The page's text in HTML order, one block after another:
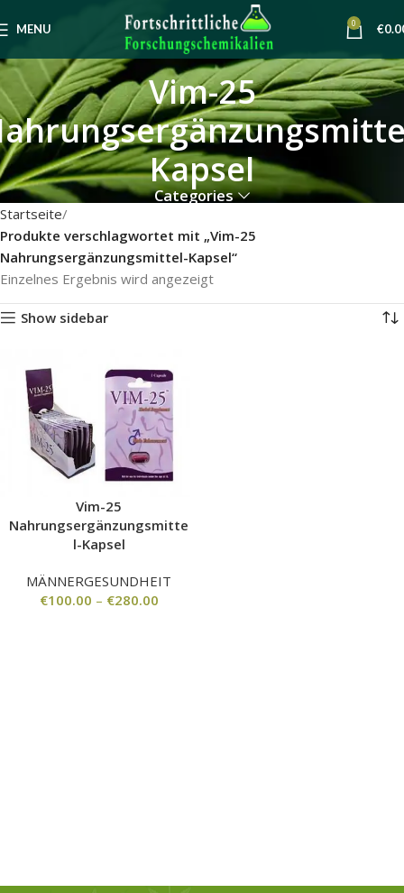
MENU 0 €
Vim-25
Kapsel
Categories
Startseite
Produkte verschlagwortet mit „Vim-25
Nahrungsergänzungsmittel-Kapsel“
Einzelnes Ergebnis wird angezeigt
Show sidebar
Vim-25
Nahrungsergänzungsmitte
l-Kapsel
MÄNNERGESUNDHEIT
€100.00 – €280.00